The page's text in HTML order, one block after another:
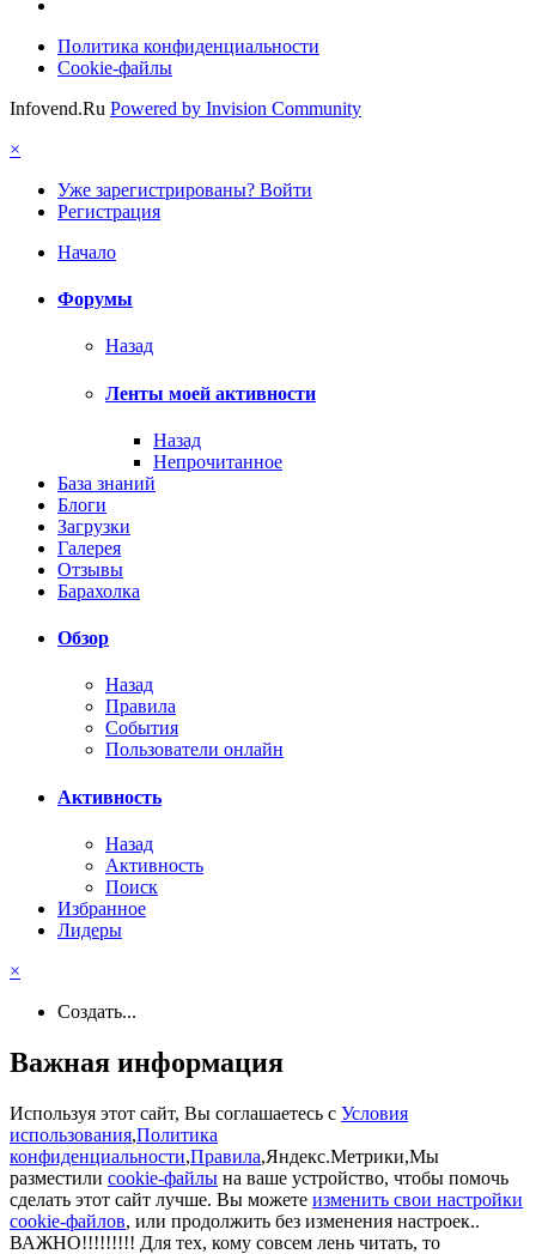
Политика конфиденциальности
Cookie-файлы
Infovend.Ru Powered by Invision Community
×
Уже зарегистрированы? Войти
Регистрация
Начало
Форумы
Назад
Ленты моей активности
Назад
Непрочитанное
База знаний
Блоги
Загрузки
Галерея
Отзывы
Барахолка
Обзор
Назад
Правила
События
Пользователи онлайн
Активность
Назад
Активность
Поиск
Избранное
Лидеры
×
Создать...
Важная информация
Используя этот сайт, Вы соглашаетесь с Условия
использования,Политика
конфиденциальности,Правила,Яндекс.Метрики,Мы
разместили cookie-файлы на ваше устройство, чтобы помочь
сделать этот сайт лучше. Вы можете изменить свои настройки
cookie-файлов, или продолжить без изменения настроек..
ВАЖНО!!!!!!!!! Для тех, кому совсем лень читать, то